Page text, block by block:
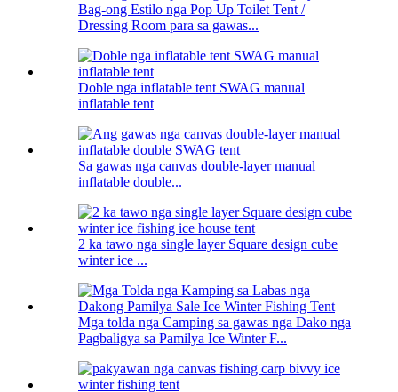
Bag-ong Estilo nga Pop Up Toilet Tent /
Dressing Room para sa gawas...
Doble nga inflatable tent SWAG manual
inflatable tent
Sa gawas nga canvas double-layer manual
inflatable double...
2 ka tawo nga single layer Square design cube
winter ice ...
Mga tolda nga Camping sa gawas nga Dako nga
Pagbaligya sa Pamilya Ice Winter F...